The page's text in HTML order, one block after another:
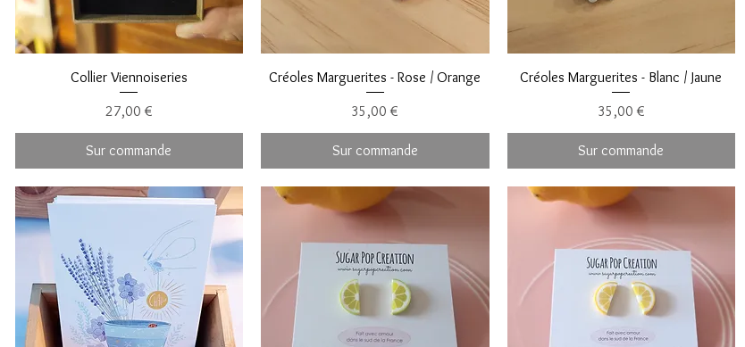
Collier Viennoiseries
Prix
27,00 €
Sur commande
Créoles Marguerites - Rose / Orange
Prix
35,00 €
Sur commande
Créoles Marguerites - Blanc / Jaune
Prix
35,00 €
Sur commande